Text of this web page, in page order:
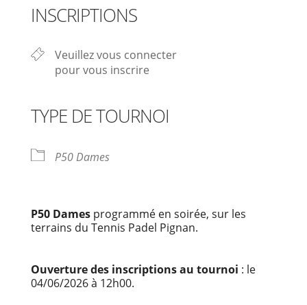
INSCRIPTIONS
Veuillez vous connecter
pour vous inscrire
TYPE DE TOURNOI
P50 Dames
P50 Dames programmé en soirée, sur les
terrains du Tennis Padel Pignan.
Ouverture des inscriptions au tournoi : le
04/06/2026 à 12h00.